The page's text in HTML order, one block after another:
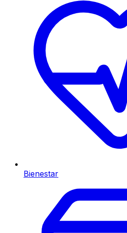
Bienestar